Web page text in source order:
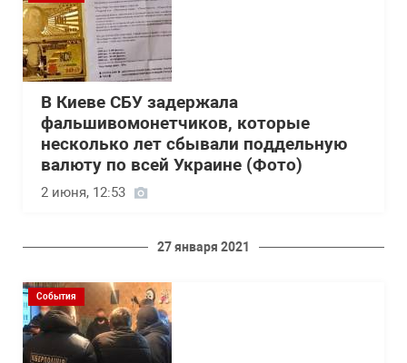
В Киеве СБУ задержала
фальшивомонетчиков, которые
несколько лет сбывали поддельную
валюту по всей Украине (Фото)
2 июня, 12:53
27 января 2021
События